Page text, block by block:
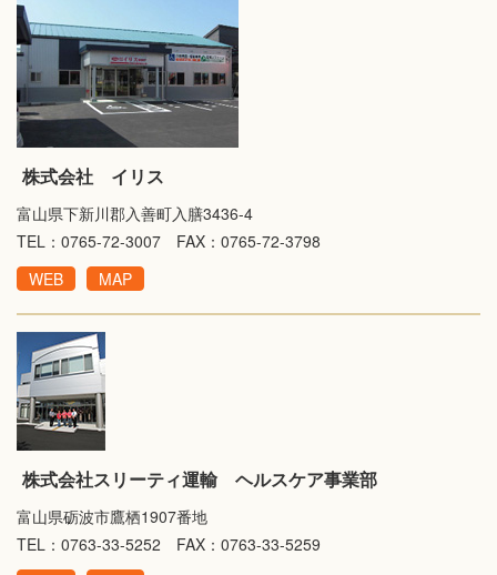
株式会社 イリス
富山県下新川郡入善町入膳3436-4
TEL：0765-72-3007 FAX：0765-72-3798
WEB
MAP
株式会社スリーティ運輸 ヘルスケア事業部
富山県砺波市鷹栖1907番地
TEL：0763-33-5252 FAX：0763-33-5259